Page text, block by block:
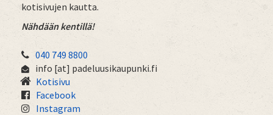
kotisivujen kautta.
Nähdään kentillä!
040 749 8800
info [at] padeluusikaupunki.fi
Kotisivu
Facebook
Instagram